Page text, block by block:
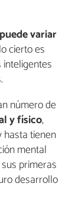
puede variar
cierto es
número de
y físico,
hasta tienen
mental
primeras
desarrollo